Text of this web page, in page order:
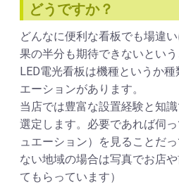
どうですか？
どんなに便利な看板でも場違
果の半分も期待できないという
LED電光看板は機種というか
エーションがあります。
当店では豊富な設置経験と知
選定します。必要であれば伺
ュエーション）を見ることだ
ない地域の場合は写真でお店
てもらっています）